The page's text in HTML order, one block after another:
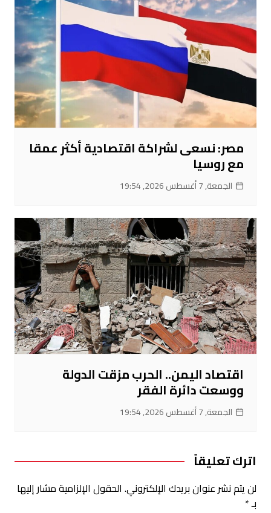
مصر: نسعى لشراكة اقتصادية أكثر عمقا
مع روسيا
الجمعة, 7 أغسطس 2026, 19:54
اقتصاد اليمن.. الحرب مزقت الدولة
ووسعت دائرة الفقر
الجمعة, 7 أغسطس 2026, 19:54
اترك تعليقاً
لن يتم نشر عنوان بريدك الإلكتروني. الحقول الإلزامية مشار إليها
بـ*